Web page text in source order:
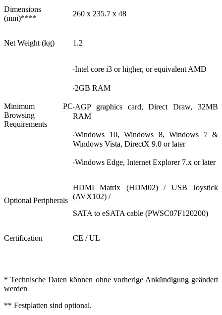
Dimensions
(mm)****
260 x 235.7 x 48
Net Weight (kg) 1.2
Minimum PC
Browsing
Requirements
‧Intel core i3 or higher, or equivalent AMD
‧2GB RAM
‧AGP graphics card, Direct Draw, 32MB
RAM
‧Windows 10, Windows 8, Windows 7 &
Windows Vista, DirectX 9.0 or later
‧Windows Edge, Internet Explorer 7.x or later
Optional Peripherals
HDMI Matrix (HDM02) / USB Joystick
(AVX102) /
SATA to eSATA cable (PWSC07F120200)
Certification CE / UL
* Technische Daten können ohne vorherige Ankündigung geändert
werden
** Festplatten sind optional.